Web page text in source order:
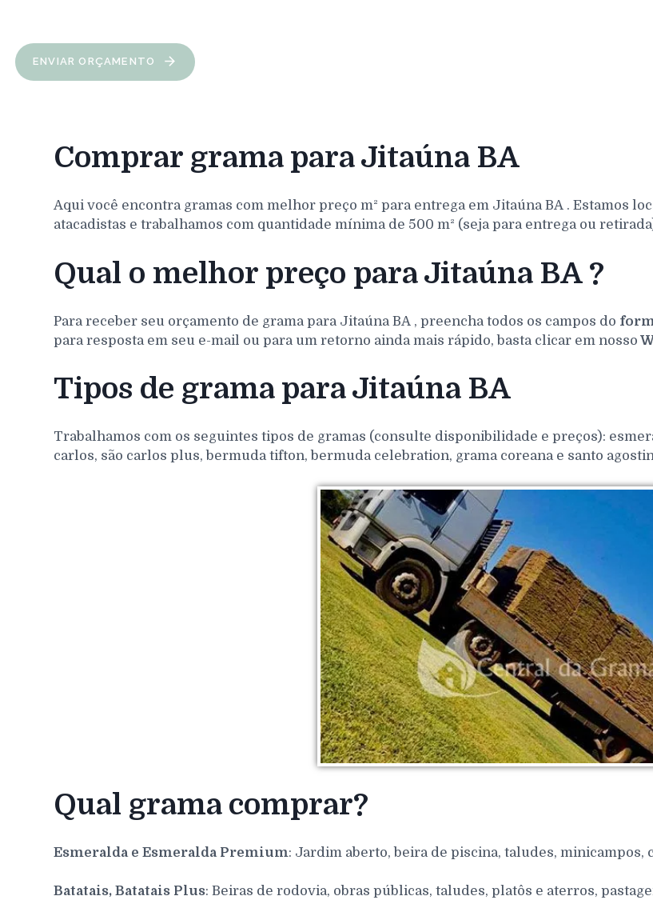
ENVIAR ORÇAMENTO
Comprar grama para Jitaúna BA
Aqui você encontra gramas com melhor preço m² para entrega em Jitaúna BA . Estamos
atacadistas e trabalhamos com quantidade mínima de 500 m² (seja para entrega ou
Qual o melhor preço para Jitaúna BA ?
Para receber seu orçamento de grama para Jitaúna BA , preencha todos os campos do
para resposta em seu e-mail ou para um retorno ainda mais rápido, basta clicar em nosso
Tipos de grama para Jitaúna BA
Trabalhamos com os seguintes tipos de gramas (consulte disponibilidade e preços):
carlos, são carlos plus, bermuda tifton, bermuda celebration, grama coreana e santo
Qual grama comprar?
Esmeralda e Esmeralda Premium: Jardim aberto, beira de piscina, taludes, minicampos,
Batatais, Batatais Plus: Beiras de rodovia, obras públicas, taludes, platôs e aterros,